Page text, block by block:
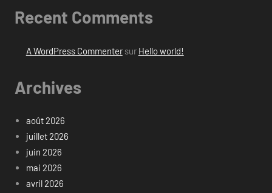
Recent Comments
A WordPress Commentersur Hello world!
Archives
août 2026
juillet 2026
juin 2026
mai 2026
avril 2026